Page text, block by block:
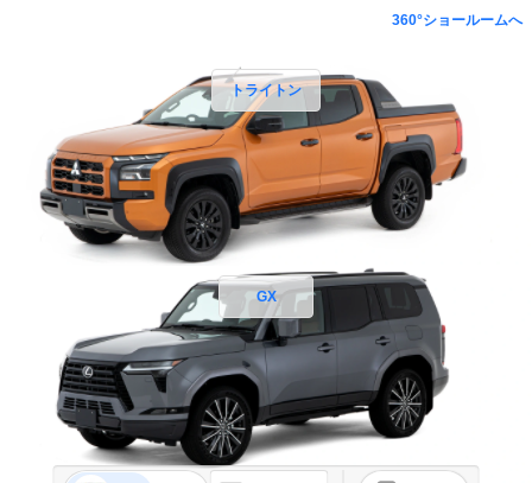
360°ショールームへ
トライトン
GX